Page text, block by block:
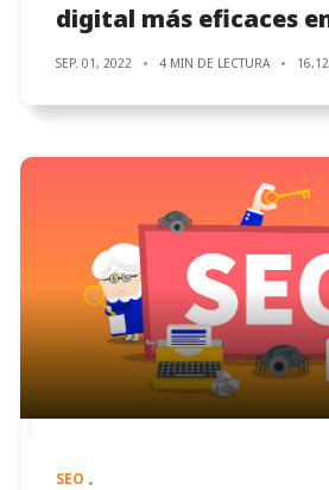
digital más eficaces
SEP. 01, 2022 4 MIN DE LECTURA
SEO